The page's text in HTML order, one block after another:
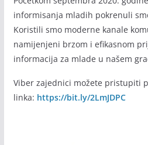
mladibl Viber zajednica
Početkom septembra 2020.
Koristili smo moderne kanale
namijenjeni brzom i efikasnom